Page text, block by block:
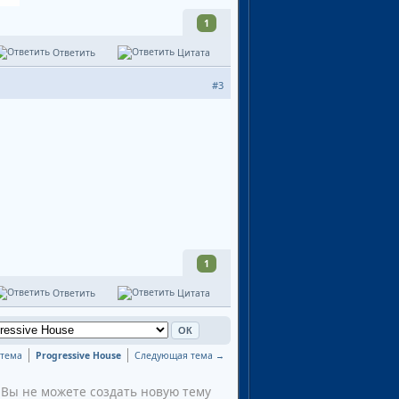
1
Цитата
Ответить
#3
1
Цитата
Ответить
Progressive House Следующая тема →
Вы не можете создать новую тему